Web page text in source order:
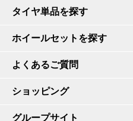
タイヤ単品を探す
ホイールセットを探す
よくあるご質問
ショッピング
グループサイト